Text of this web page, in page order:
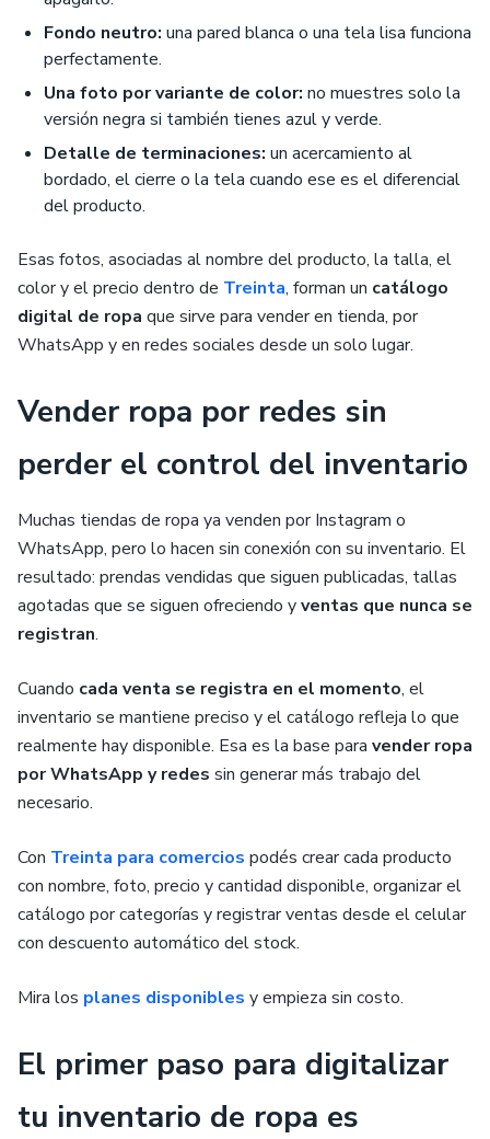
Fondo neutro: una pared blanca o una tela lisa funciona
perfectamente.
Una foto por variante de color: no muestres solo la
versión negra si también tienes azul y verde.
Detalle de terminaciones: un acercamiento al
bordado, el cierre o la tela cuando ese es el diferencial
del producto.
Esas fotos, asociadas al nombre del producto, la talla, el
color y el precio dentro de Treinta, forman un catálogo
digital de ropa que sirve para vender en tienda, por
WhatsApp y en redes sociales desde un solo lugar.
Vender ropa por redes sin
perder el control del inventario
Muchas tiendas de ropa ya venden por Instagram o
WhatsApp, pero lo hacen sin conexión con su inventario. El
resultado: prendas vendidas que siguen publicadas, tallas
agotadas que se siguen ofreciendo yventas que nunca se
registran.
Cuando cada venta se registra en el momento, el
inventario se mantiene preciso y el catálogo refleja lo que
realmente hay disponible. Esa es la base para vender ropa
por WhatsApp y redes sin generar más trabajo del
necesario.
Con Treinta para comercios podés crear cada producto
con nombre, foto, precio y cantidad disponible, organizar el
catálogo por categorías y registrar ventas desde el celular
con descuento automático del stock.
Mira los planes disponibles y empieza sin costo.
El primer paso para digitalizar
tu inventario de ropa es